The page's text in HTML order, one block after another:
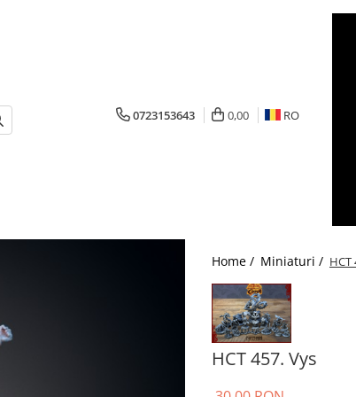
0723153643 0,00 RO
Home / Miniaturi / HCT
HCT 457. Vys